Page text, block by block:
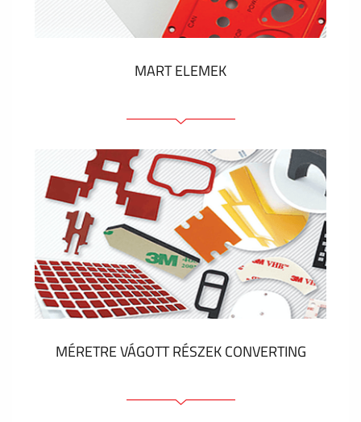
MUTASS TÖBBET
MART ELEMEK
Előlapok (elülső, tartó)
Anodizált panelek
Színes panelek
Panelek szerelőelemekkel
Gravírozott címkék
MUTASS TÖBBET
MÉRETRE VÁGOTT RÉSZEK CONVERTING